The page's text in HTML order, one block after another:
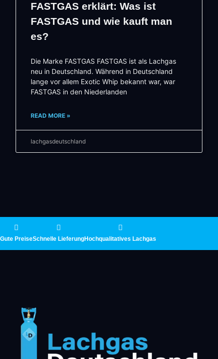
FASTGAS erklärt: Was ist
FASTGAS und wie kauft man
es?
Die Marke FASTGAS FASTGAS ist als Lachgas
neu in Deutschland. Während in Deutschland
lange vor allem Exotic Whip bekannt war, war
FASTGAS in den Niederlanden
READ MORE »
lachgasdeutschland
Gute PreiseSchnelle LieferungHochqualitatives Lachgas